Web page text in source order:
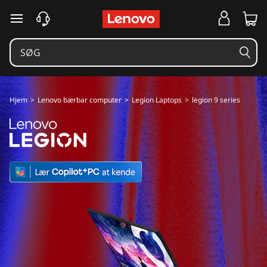
e
n
o
v
o
L
e
g
i
spring til hovedindhold
Hjem > Lenovo bærbar computer > Legion Laptops > legion 9 series